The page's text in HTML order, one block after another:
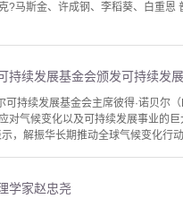
?马斯金、许成钢、李稻葵、白重
持续发展基金会颁发可持续发
可持续发展基金会主席彼得·诺贝尔
对气候变化以及可持续发展事业的
，解振华长期推动全球气候变化
学家赵忠尧